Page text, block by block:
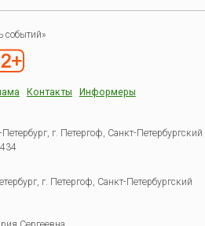
событий»
Контакты Информеры
г. Петергоф, Санкт-Петербургский
г. Петергоф, Санкт-Петербургский